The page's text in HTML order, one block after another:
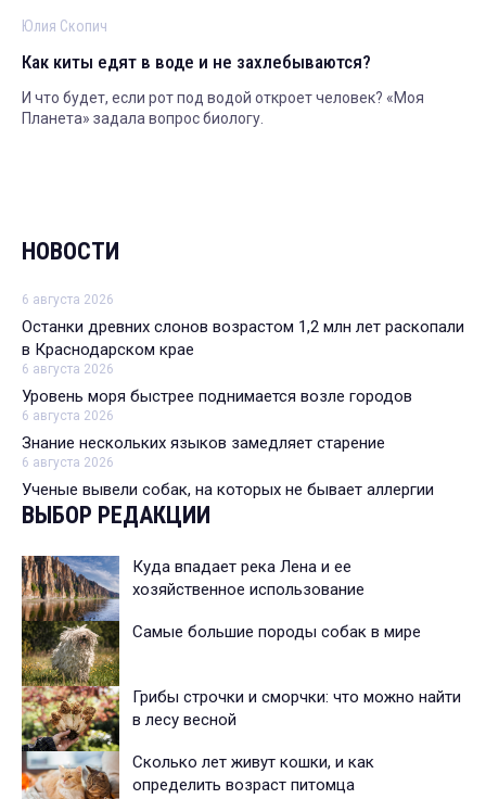
Юлия Скопич
Как киты едят в воде и не захлебываются?
И что будет, если рот под водой откроет человек? «Моя
Планета» задала вопрос биологу.
НОВОСТИ
6 августа 2026
Останки древних слонов возрастом 1,2 млн лет раскопали
в Краснодарском крае
6 августа 2026
Уровень моря быстрее поднимается возле городов
6 августа 2026
Знание нескольких языков замедляет старение
6 августа 2026
Ученые вывели собак, на которых не бывает аллергии
ВЫБОР РЕДАКЦИИ
Куда впадает река Лена и ее
хозяйственное использование
Самые большие породы собак в мире
Грибы строчки и сморчки: что можно найти
в лесу весной
Сколько лет живут кошки, и как
определить возраст питомца